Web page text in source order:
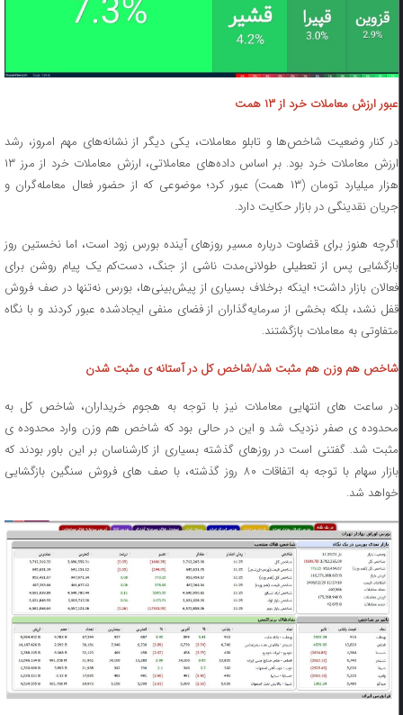
عبور ارزش معاملات خرد از ۱۳ همت
در کنار وضعیت شاخص‌ها و تابلو معاملات، یکی دیگر از نشانه‌های مهم امروز، رشد
ارزش معاملات خرد بود. بر اساس داده‌های معاملاتی، ارزش معاملات خرد از مرز ۱۳
هزار میلیارد تومان (۱۳ همت) عبور کرد؛ موضوعی که از حضور فعال معامله‌گران و
جریان نقدینگی در بازار حکایت دارد.
اگرچه هنوز برای قضاوت درباره مسیر روزهای آینده بورس زود است، اما نخستین روز
بازگشایی پس از تعطیلی طولانی‌مدت ناشی از جنگ، دست‌کم یک پیام روشن برای
فعالان بازار داشت؛ اینکه برخلاف بسیاری از پیش‌بینی‌ها، بورس نه‌تنها در صف فروش
قفل نشد، بلکه بخشی از سرمایه‌گذاران از فضای منفی ایجادشده عبور کردند و با نگاه
متفاوتی به معاملات بازگشتند.
شاخص هم وزن هم مثبت شد/شاخص کل در آستانه ی مثبت شدن
در ساعت های انتهایی معاملات نیز با توجه به هجوم خریداران، شاخص کل به
محدوده ی صفر نزدیک شد و این در حالی بود که شاخص هم وزن وارد محدوده ی
مثبت شد. گفتنی است در روزهای گذشته بسیاری از کارشناسان بر این باور بودند که
بازار سهام با توجه به اتفاقات ۸۰ روز گذشته، با صف های فروش سنگین بازگشایی
خواهد شد.